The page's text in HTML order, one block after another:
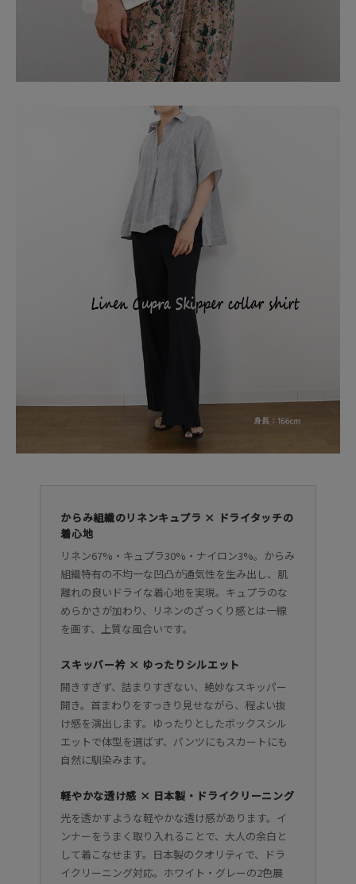
からみ組織のリネンキュプラ × ドライタッチの
着心地
リネン67%・キュプラ30%・ナイロン3%。からみ
組織特有の不均一な凹凸が通気性を生み出し、肌
離れの良いドライな着心地を実現。キュプラのな
めらかさが加わり、リネンのざっくり感とは一線
を画す、上質な風合いです。
スキッパー衿 × ゆったりシルエット
開きすぎず、詰まりすぎない、絶妙なスキッパー
開き。首まわりをすっきり見せながら、程よい抜
け感を演出します。ゆったりとしたボックスシル
エットで体型を選ばず、パンツにもスカートにも
自然に馴染みます。
軽やかな透け感 × 日本製・ドライクリーニング
光を透かすような軽やかな透け感があります。イ
ンナーをうまく取り入れることで、大人の余白と
して着こなせます。日本製のクオリティで、ドラ
イクリーニング対応。ホワイト・グレーの2色展